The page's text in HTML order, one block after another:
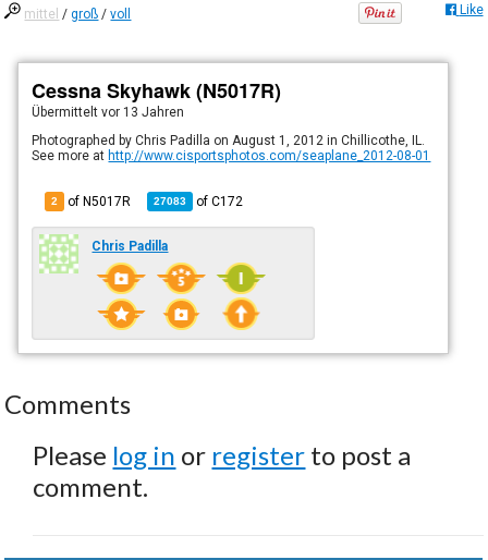
mittel /groß /voll Like
Cessna Skyhawk (N5017R)
Übermitteltvor 13 Jahren
Photographed by Chris Padilla on August 1, 2012 in Chillicothe, IL.
See more at http://www.cisportsphotos.com/seaplane_2012-08-01
2 of N5017R 27083 ofC172
Chris Padilla
Comments
Please log in or register to post a
comment.